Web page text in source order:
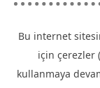
Bu internet
için çerezler
kullanmaya